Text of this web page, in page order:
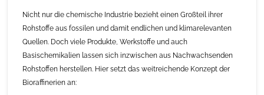
Nicht nur die chemische Industrie bezieht einen Großteil ihrer
Rohstoffe aus fossilen und damit endlichen und klimarelevanten
Quellen. Doch viele Produkte, Werkstoffe und auch
Basischemikalien lassen sich inzwischen aus Nachwachsenden
Rohstoffen herstellen. Hier setzt das weitreichende Konzept der
Bioraffinerien an: